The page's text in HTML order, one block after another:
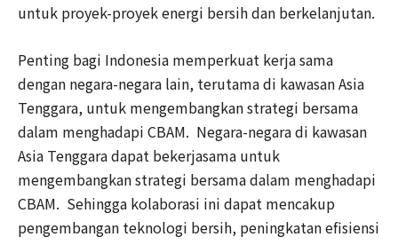
untuk proyek-proyek energi bersih dan berkelanjutan.
Penting bagi Indonesia memperkuat kerja sama
dengan negara-negara lain, terutama di kawasan Asia
Tenggara, untuk mengembangkan strategi bersama
dalam menghadapi CBAM. Negara-negara di kawasan
Asia Tenggara dapat bekerjasama untuk
mengembangkan strategi bersama dalam menghadapi
CBAM. Sehingga kolaborasi ini dapat mencakup
pengembangan teknologi bersih, peningkatan efisiensi